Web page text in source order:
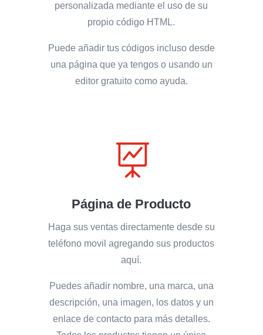
personalizada mediante el uso de su
propio código HTML.
Puede añadir tus códigos incluso desde
una página que ya tengos o usando un
editor gratuito como ayuda.

Página de Producto
Haga sus ventas directamente desde su
teléfono movil agregando sus productos
aquí.
Puedes añadir nombre, una marca, una
descripción, una imagen, los datos y un
enlace de contacto para más detalles.